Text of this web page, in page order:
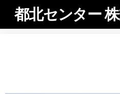
都北センター